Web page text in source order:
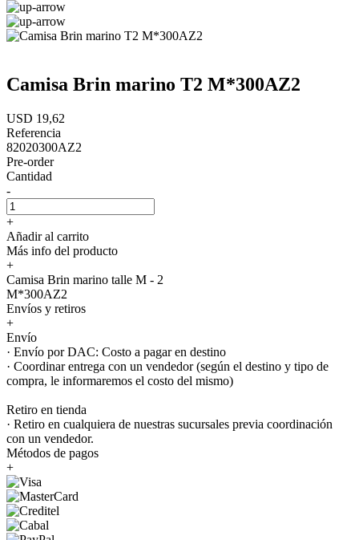
Camisa Brin marino T2 M*300AZ2
USD 19,62
Referencia
82020300AZ2
Pre-order
Cantidad
-
+
Añadir al carrito
Más info del producto
+
Camisa Brin marino talle M - 2
M*300AZ2
Envíos y retiros
+
Envío
· Envío por DAC: Costo a pagar en destino
· Coordinar entrega con un vendedor (según el destino y tipo de
compra, le informaremos el costo del mismo)
Retiro en tienda
· Retiro en cualquiera de nuestras sucursales previa coordinación
con un vendedor.
Métodos de pagos
+